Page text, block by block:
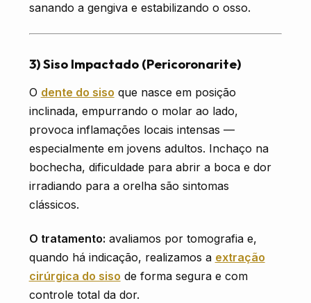
sanando a gengiva e estabilizando o osso.
3) Siso Impactado (Pericoronarite)
O dente do siso que nasce em posição
inclinada, empurrando o molar ao lado,
provoca inflamações locais intensas —
especialmente em jovens adultos. Inchaço na
bochecha, dificuldade para abrir a boca e dor
irradiando para a orelha são sintomas
clássicos.
O tratamento: avaliamos por tomografia e,
quando há indicação, realizamos a extração
cirúrgica do siso de forma segura e com
controle total da dor.